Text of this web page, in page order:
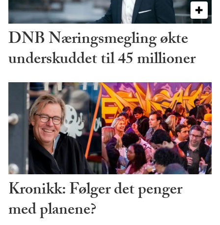
DNB Næringsmegling økte
underskuddet til 45 millioner
Kronikk: Følger det penger
med planene?